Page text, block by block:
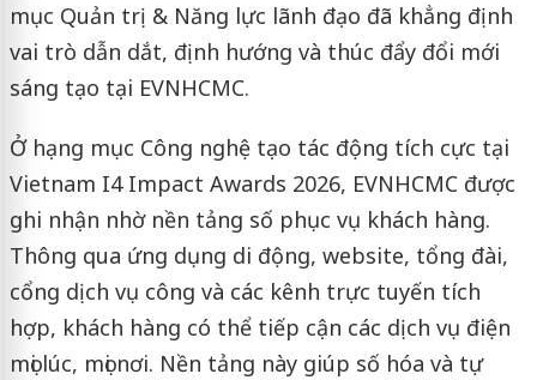
mục Quản trị & Năng lực lãnh đạo đã khẳng định
vai trò dẫn dắt, định hướng và thúc đẩy đổi mới
sáng tạo tại EVNHCMC.
Ở hạng mục Công nghệ tạo tác động tích cực tại
Vietnam I4 Impact Awards 2026, EVNHCMC được
ghi nhận nhờ nền tảng số phục vụ khách hàng.
Thông qua ứng dụng di động, website, tổng đài,
cổng dịch vụ công và các kênh trực tuyến tích
hợp, khách hàng có thể tiếp cận các dịch vụ điện
mọi lúc, mọi nơi. Nền tảng này giúp số hóa và tự